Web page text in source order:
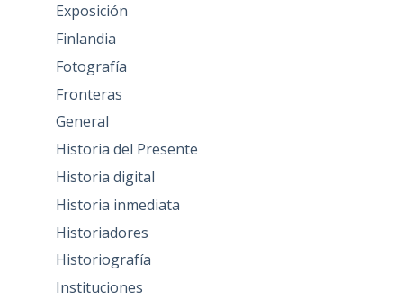
Exposición
Finlandia
Fotografía
Fronteras
General
Historia del Presente
Historia digital
Historia inmediata
Historiadores
Historiografía
Instituciones